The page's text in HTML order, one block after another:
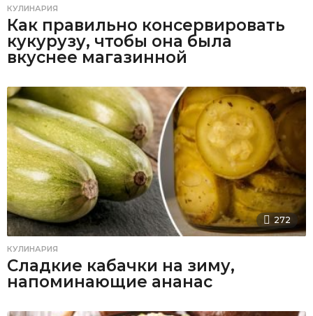
КУЛИНАРИЯ
Как правильно консервировать
кукурузу, чтобы она была
вкуснее магазинной
272
КУЛИНАРИЯ
Сладкие кабачки на зиму,
напоминающие ананас